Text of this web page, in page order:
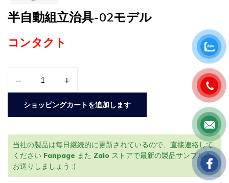
半自動組立治具-02モデル
コンタクト
– +
ショッピングカートを追加します
当社の製品は毎日継続的に更新されているので、直接連絡して
ください Fanpage また Zalo ストアで最新の製品サンプルを
お送りしましょう :)